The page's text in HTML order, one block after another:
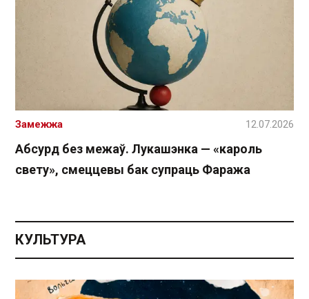
Абсурд без межаў. Лукашэнка — «кароль
свету», смеццевы бак супраць Фаража
Замежжа 12.07.2026
КУЛЬТУРА